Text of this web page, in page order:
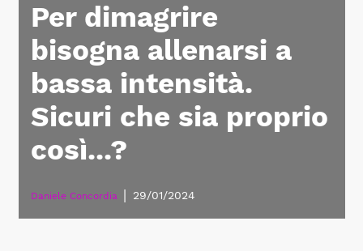
Per dimagrire
bisogna allenarsi a
bassa intensità.
Sicuri che sia proprio
così...?
Daniele Concordia 29/01/2024